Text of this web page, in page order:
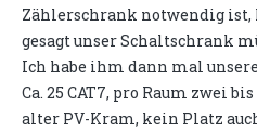
Zählerschrank notwendig
gesagt unser Schaltschrank
Ich habe ihm dann mal
Ca. 25 CAT7, pro Raum zwei
alter PV-Kram, kein Platz